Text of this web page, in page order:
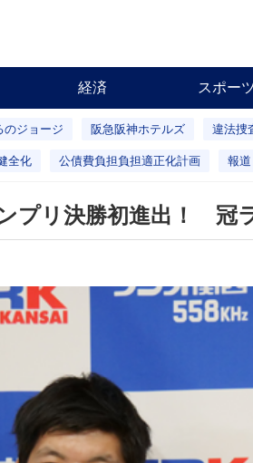
経済 スポー
のジョージ 阪急阪神ホテルズ 違法捜
全化 公債費負担負担適正化計画 報道
プリ決勝初進出！ 冠